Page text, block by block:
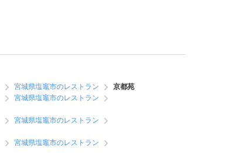
宮城県塩竈市のレストラン
京都苑
宮城県塩竈市のレストラン
宮城県塩竈市のレストラン
宮城県塩竈市のレストラン